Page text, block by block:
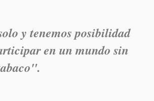
y tenemos posibilidad
en un mundo sin